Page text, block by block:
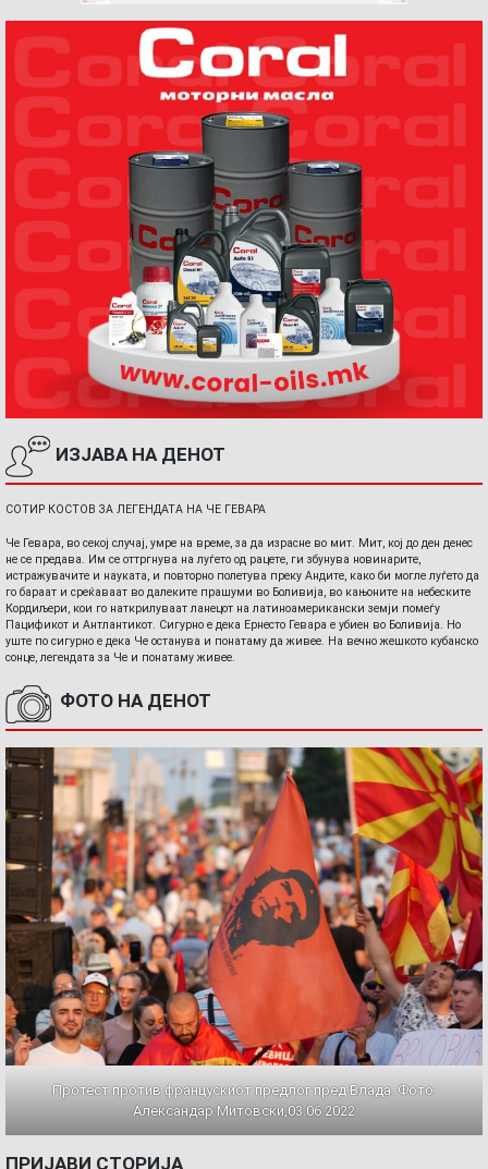
ИЗЈАВА НА ДЕНОТ
СОТИР КОСТОВ ЗА ЛЕГЕНДАТА НА ЧЕ ГЕВАРА
Че Гевара, во секој случај, умре на време, за да израсне во мит. Мит, кој до ден денес
не се предава. Им се оттргнува на луѓето од рацете, ги збунува новинарите,
истражувачите и науката, и повторно полетува преку Андите, како би могле луѓето да
го бараат и среќаваат во далеките прашуми во Боливија, во кањоните на небеските
Кордиљери, кои го наткрилуваат ланецот на латиноамерикански земји помеѓу
Пацификот и Антлантикот. Сигурно е дека Ернесто Гевара е убиен во Боливија. Но
уште по сигурно е дека Че останува и понатаму да живее. На вечно жешкото кубанско
сонце, легендата за Че и понатаму живее.
ФОТО НА ДЕНОТ
Протест против францускиот предлог пред Влада. Фото:
Александар Митовски,03.06.2022
ПРИЈАВИ СТОРИЈА